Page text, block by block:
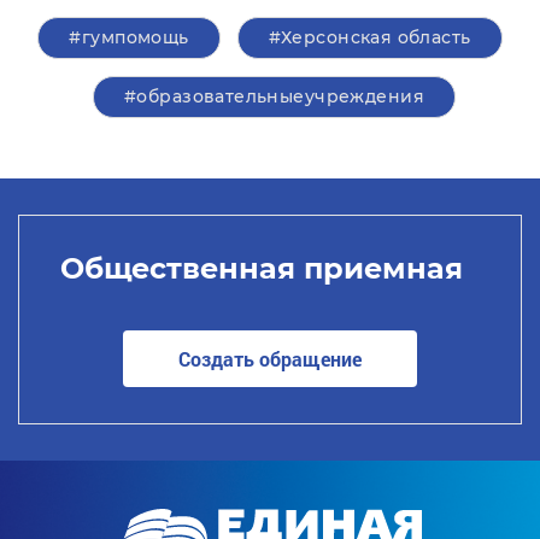
#гумпомощь #Херсонская область
#образовательныеучреждения
Общественная приемная
Создать обращение